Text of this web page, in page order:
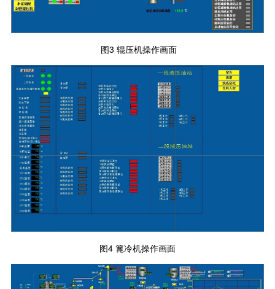
图3 辊压机操作画面
图4 篦冷机操作画面